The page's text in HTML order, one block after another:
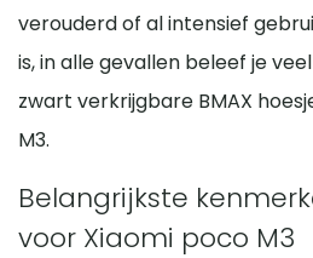
verouderd of al intensief
is, in alle gevallen beleef je
zwart verkrijgbare BMAX
M3.
Belangrijkste
voor Xiaomi poco M3